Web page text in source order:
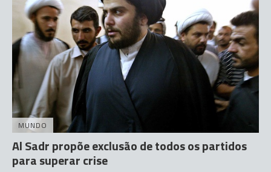
MUNDO
Al Sadr propõe exclusão de todos os partidos
para superar crise